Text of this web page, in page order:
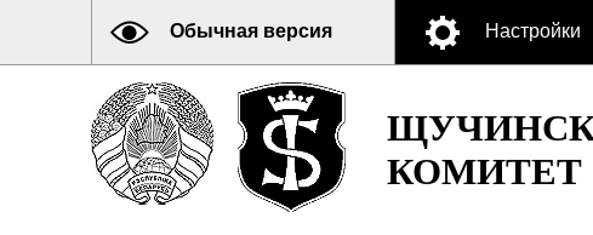
Обычная версия Настройки
КОМИТЕТ